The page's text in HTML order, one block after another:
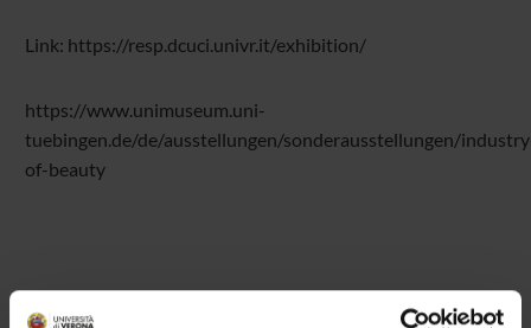
Link: https://resp.dcuci.univr.it/exhibition/
https://www.unimuseum.uni-
tuebingen.de/de/ausstellungen/sonderausstellungen/
of-beauty